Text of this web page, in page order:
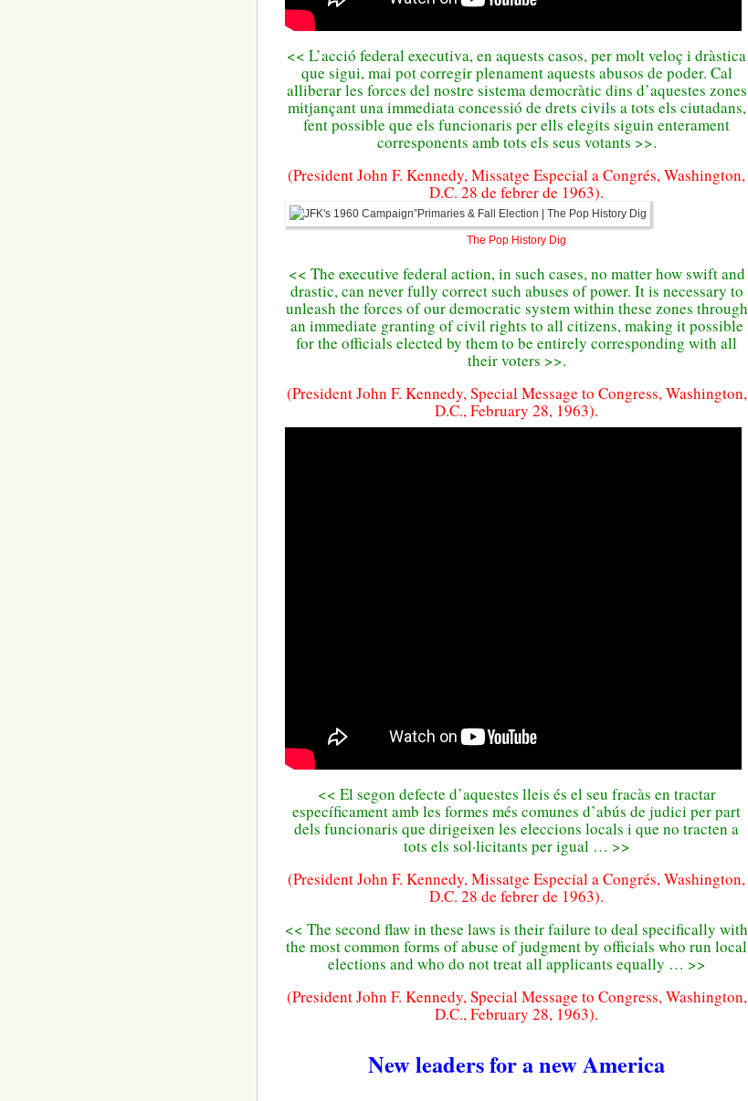
<< L’acció federalexecutiva, en aquests casos, per moltveloç i dràstica
que sigui, mai pot corregirplenamentaquests abusos de poder. Cal
alliberarles forces del nostre sistemademocràtic dins d’aquestes zones
mitjançantuna immediataconcessió de drets civils a tots els ciutadans,
fent possible que els funcionaris per ells elegits siguin enterament
corresponents amb tots els seus votants >>.
(President John F. Kennedy,Missatge Especial aCongrés,Washington,
D.C. 28 de febrerde 1963).
The Pop History Dig
<< The executive federal action, in such cases, no matter how swift and
drastic, can never fully correct such abuses of power. It is necessary to
unleash the forces of our democratic system within these zones through
an immediate granting of civil rights to all citizens, making it possible
for the officials elected by them to be entirely corresponding with all
their voters >>.
(President John F. Kennedy, Special Message to Congress, Washington,
D.C., February 28, 1963).
<< El segon defecte d’aquestes lleis és el seu fracàs en tractar
específicamentamb les formes més comunes d’abús de judici perpart
dels funcionaris que dirigeixen les eleccions locals i que no tracten a
tots els sol·licitants per igual … >>
(President John F. Kennedy,Missatge Especial aCongrés,Washington,
D.C. 28 de febrerde 1963).
<< The second flaw in these laws is their failure to deal specifically with
the most common forms of abuse of judgment by officials who run local
elections and who do not treat all applicants equally … >>
(President John F. Kennedy, Special Message to Congress, Washington,
D.C., February 28, 1963).
New leaders for a new America